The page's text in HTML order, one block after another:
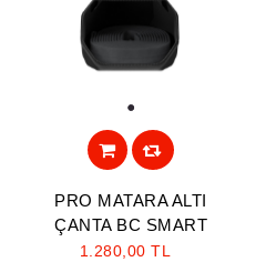
PRO MATARA ALTI
ÇANTA BC SMART
1.280,00 TL